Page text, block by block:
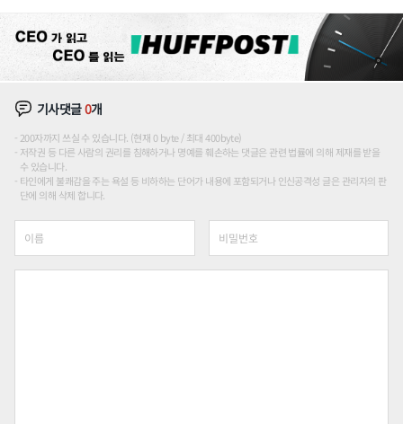
기사댓글0개
200자까지 쓰실 수 있습니다. (현재 0 byte / 최대 400byte)
저작권 등 다른 사람의 권리를 침해하거나 명예를 훼손하는 댓글은 관련 법률에 의해 제재를 받을
수 있습니다.
타인에게 불쾌감을 주는 욕설 등 비하하는 단어가 내용에 포함되거나 인신공격성 글은 관리자의 판
단에 의해 삭제 합니다.